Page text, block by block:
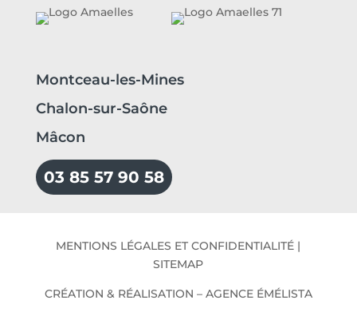
Montceau-les-Mines
Chalon-sur-Saône
Mâcon
03 85 57 90 58
MENTIONS LÉGALES ET CONFIDENTIALITÉ |
SITEMAP
CRÉATION & RÉALISATION – AGENCE ÉMÉLISTA